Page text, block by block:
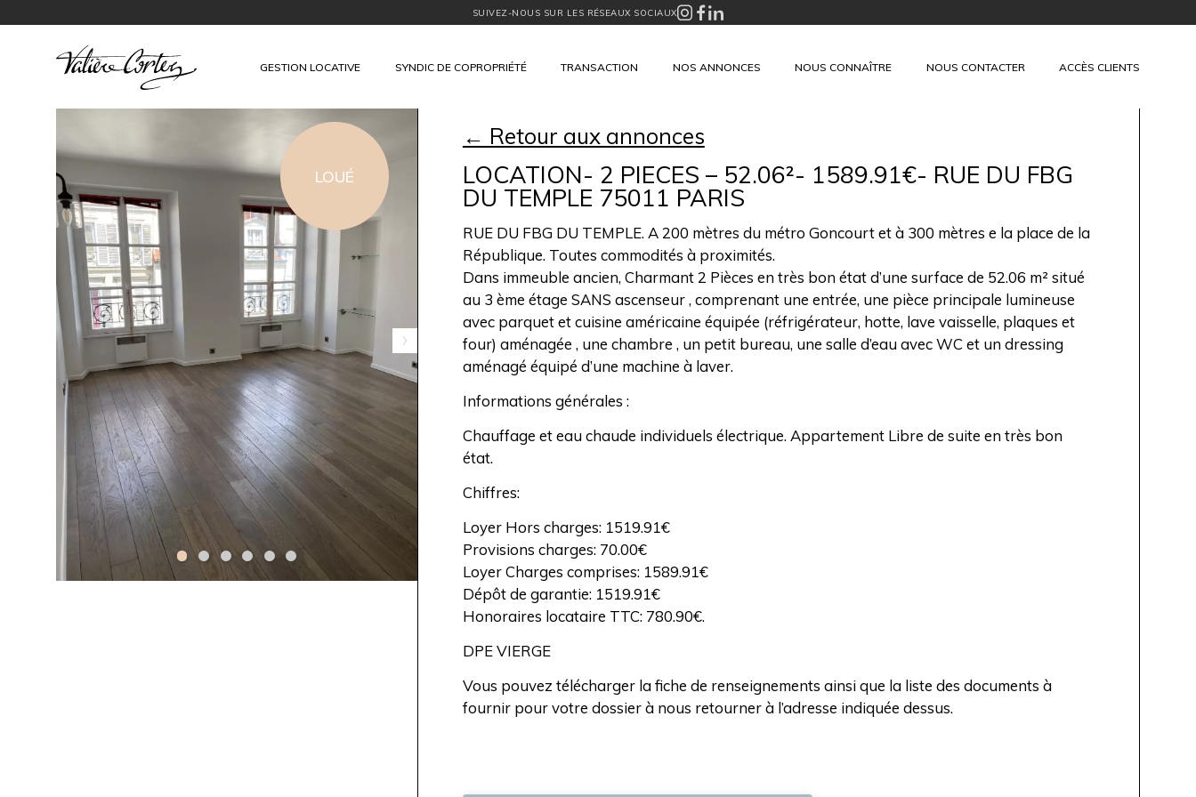
SUIVEZ-NOUS SUR LES RÉSEAUX SOCIAUX
GESTION LOCATIVE SYNDIC DE COPROPRIÉTÉ TRANSACTION NOS ANNONCES NOUS CONNAÎTRE NOUS CONTACTER ACCÈS CLIENTS
LOUÉ
← Retour aux annonces
LOCATION- 2 PIECES – 52.06²- 1589.91€- RUE DU FBG
DU TEMPLE 75011 PARIS
RUE DU FBG DU TEMPLE. A 200 mètres du métro Goncourt et à 300 mètres e la place de la
République. Toutes commodités à proximités.
Dans immeuble ancien, Charmant 2 Pièces en très bon état d’une surface de 52.06 m² situé
au 3 ème étage SANS ascenseur , comprenant une entrée, une pièce principale lumineuse
avec parquet et cuisine américaine équipée (réfrigérateur, hotte, lave vaisselle, plaques et
four) aménagée , une chambre , un petit bureau, une salle d’eau avec WC et un dressing
aménagé équipé d’une machine à laver.
Informations générales :
Chauffage et eau chaude individuels électrique. Appartement Libre de suite en très bon
état.
Chiffres:
Loyer Hors charges: 1519.91€
Provisions charges: 70.00€
Loyer Charges comprises: 1589.91€
Dépôt de garantie: 1519.91€
Honoraires locataire TTC: 780.90€.
DPE VIERGE
Vous pouvez télécharger la fiche de renseignements ainsi que la liste des documents à
fournir pour votre dossier à nous retourner à l’adresse indiquée dessus.